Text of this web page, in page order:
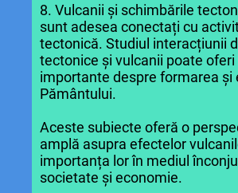
8. Vulcanii și schimbările
sunt adesea conectați cu
tectonică. Studiul interacțiunii
tectonice și vulcanii poate
importante despre formarea și
Pământului.
Aceste subiecte oferă o
amplă asupra efectelor
importanța lor în mediul
societate și economie.